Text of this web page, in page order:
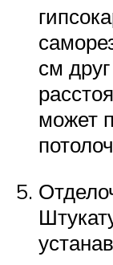
см
может